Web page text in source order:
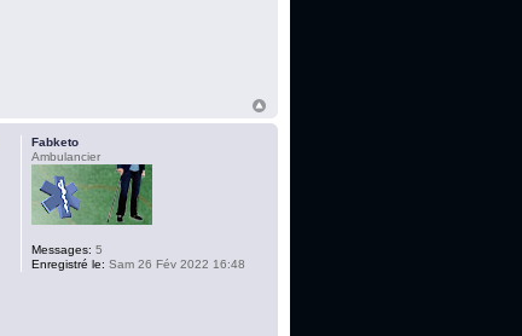
Fabketo
Ambulancier
Messages: 5
Enregistré le: Sam 26 Fév 2022 16:48